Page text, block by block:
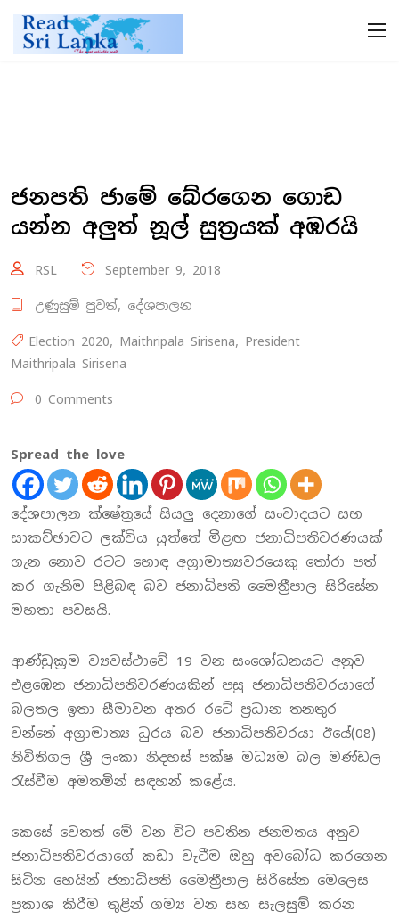
ජනපති ජාමේ බේරගෙන ගොඩ
යන්න අලුත් නූල් සුත්‍රයක් අඹරයි
RSL September 9, 2018
උණුසුම් පුවත්, දේශපාලන
Election 2020, Maithripala Sirisena, President
Maithripala Sirisena
0 Comments
Spread the love
දේශපාලන ක්ෂේත්‍රයේ සියලු දෙනාගේ සංවාදයට සහ
සාකච්ඡාවට ලක්විය යුත්තේ මීළඟ ජනාධිපතිවරණයක්
ගැන නොව රටට හොඳ අග්‍රාමාත්‍යවරයෙකු තෝරා පත්
කර ගැනිම පිළිබඳ බව ජනාධිපති මෛත්‍රීපාල සිරිසේන
මහතා පවසයි.
ආණ්ඩුක්‍රම ව්‍යවස්ථාවේ 19 වන සංශෝධනයට අනුව
එළඹෙන ජනාධිපතිවරණයකින් පසු ජනාධිපතිවරයාගේ
බලතල ඉතා සීමාවන අතර රටේ ප්‍රධාන තනතුර
වන්නේ අග්‍රාමාත්‍ය ධුරය බව ජනාධිපතිවරයා ඊයේ(08)
නිවිතිගල ශ්‍රී ලංකා නිදහස් පක්ෂ මධ්‍යම බල මණ්ඩල
රැස්වීම අමතමින් සඳහන් කළේය.
කෙසේ වෙතත් මේ වන විට පවතින ජනමතය අනුව
ජනාධිපතිවරයාගේ කඩා වැටීම ඔහු අවබෝධ කරගෙන
සිටින හෙයින් ජනාධිපති මෛත්‍රීපාල සිරිසේන මෙලෙස
ප්‍රකාශ කිරීම තුළින් ගම්‍ය වන සහ සැලසුම් කරන